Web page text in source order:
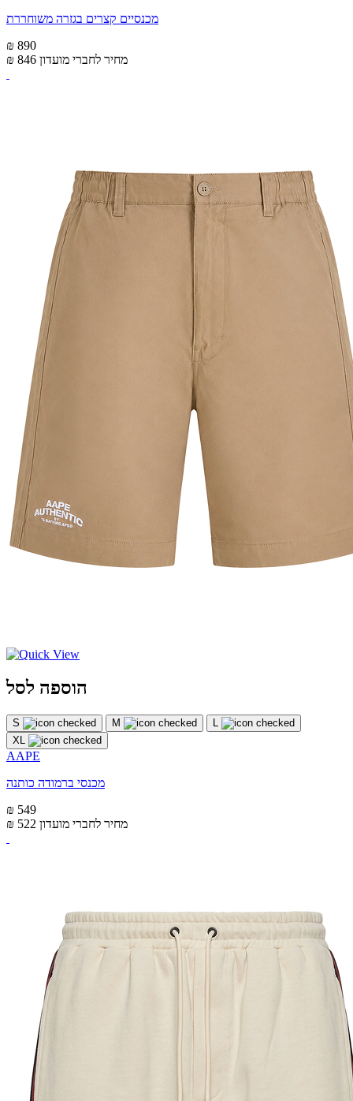
מכנסיים קצרים בגזרה משוחררת
₪ 890
₪ 846 מחיר לחברי מועדון
הוספה לסל
S M
L
XL
AAPE
מכנסי ברמודה כותנה
₪ 549
₪ 522 מחיר לחברי מועדון